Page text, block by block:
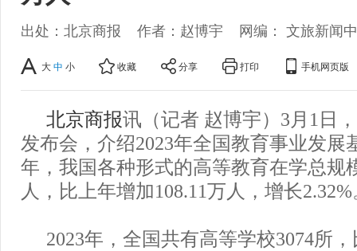
出处：北京商报 作者：赵博宇 网编： 文旅新闻
大 中 小 收藏 分享 打印 手机网页版
北京商报讯（记者 赵博宇）3月1日
发布会，介绍2023年全国教育事业发展
年，我国各种形式的高等教育在学总规
人，比上年增加108.11万人，增长2.32%
2023年，全国共有高等学校3074所